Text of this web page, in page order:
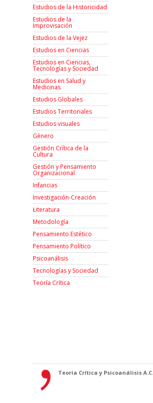
Estudios de la Historicidad
Estudios de la
Improvisación
Estudios de la Vejez
Estudios en Ciencias
Estudios en Ciencias,
Tecnologías y Sociedad
Estudios en Salud y
Medicinas
Estudios Globales
Estudios Territoriales
Estudios visuales
Género
Gestión Crítica de la
Cultura
Gestión y Pensamiento
Organizacional
Infancias
Investigación-Creación
Łiteratura
Metodología
Pensamiento Estético
Pensamiento Político
Psicoanálisis
Tecnologías y Sociedad
Teoría Crítica
Teoría Crítica y Psicoanálisis A.C.